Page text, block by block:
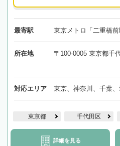
最寄駅 東京メトロ「二重橋
所在地 〒100-0005 東京都千
対応エリア 東京、神奈川、千葉
東京都 千代田区
詳細を見る